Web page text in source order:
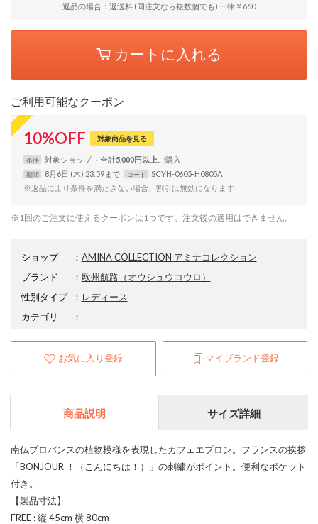
返品の場合：返送料 (同注文なら複数個でも) 一律￥660
カートに入れる
ご利用可能なクーポン
10%OFF 対象商品を見る
条件 対象ショップ 合計5,000円以上
期間 8月6日 (木) 23:59まで コード
SCYH-0605-H0805A
※返品により条件を満たさない場合、割引は無効になります
※1回のご注文に使えるクーポンは1つです。注文後の適用はできません。
ショップ ： AMINA COLLECTION アミナコレクション
ブランド
： 欧州航路（オウシュウコウロ）
性別タイプ
： レディース
カテゴリ
：
お気に入り登録 マイブランド登録
商品説明 サイズ詳細
南仏プロバンスの植物模様を表現したカフェエプロン。フランスの挨拶
「BONJOUR ！（こんにちは！）」の刺繍がポイント。便利なポケット
付き。
【製品寸法】
FREE : 縦 45cm 横 80cm